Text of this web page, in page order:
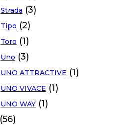
Strada (3)
Tipo (2)
Toro (1)
Uno (3)
UNO ATTRACTIVE (1)
UNO VIVACE (1)
UNO WAY (1)
(56)